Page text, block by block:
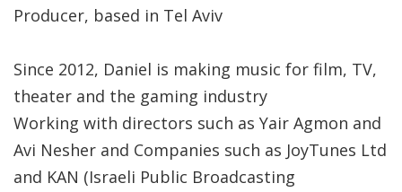
Producer, based in Tel Aviv
Since 2012, Daniel is making music for film, TV,
theater and the gaming industry
Working with directors such as Yair Agmon and
Avi Nesher and Companies such as JoyTunes Ltd
and KAN (Israeli Public Broadcasting